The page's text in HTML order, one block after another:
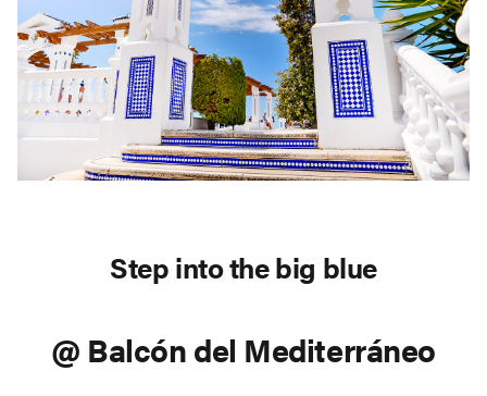
Step into the big blue
@ Balcón del Mediterráneo